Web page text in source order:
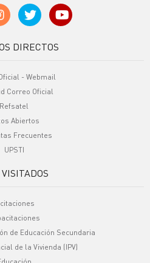
DIRECTOS
- Webmail
Correo Oficial
Refsatel
Abiertos
Frecuentes
UPSTI
de Educación Secundaria
de la Vivienda (IPV)